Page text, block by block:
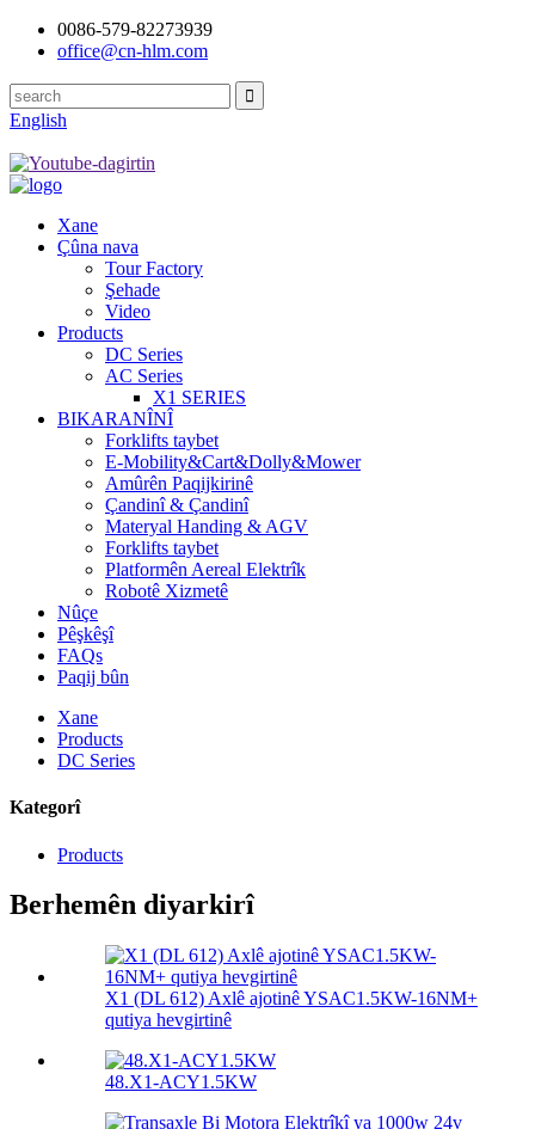
0086-579-82273939
office@cn-hlm.com
English
Xane
Çûna nava
Tour Factory
Şehade
Video
Products
DC Series
AC Series
X1 SERIES
BIKARANÎNÎ
Forklifts taybet
E-Mobility&Cart&Dolly&Mower
Amûrên Paqijkirinê
Çandinî & Çandinî
Materyal Handing & AGV
Forklifts taybet
Platformên Aereal Elektrîk
Robotê Xizmetê
Nûçe
Pêşkêşî
FAQs
Paqij bûn
Xane
Products
DC Series
Kategorî
Products
Berhemên diyarkirî
X1 (DL 612) Axlê ajotinê YSAC1.5KW-16NM+
qutiya hevgirtinê
48.X1-ACY1.5KW